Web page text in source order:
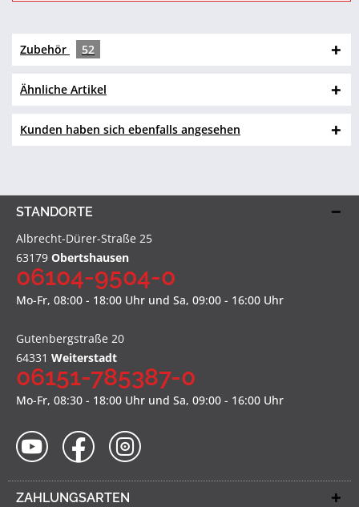
Zubehör 52
Ähnliche Artikel
Kunden haben sich ebenfalls angesehen
STANDORTE
Albrecht-Dürer-Straße 25
63179 Obertshausen
06104-9504-0
Mo-Fr, 08:00 - 18:00 Uhr und Sa, 09:00 - 16:00 Uhr
Gutenbergstraße 20
64331 Weiterstadt
06151-785387-0
Mo-Fr, 08:30 - 18:00 Uhr und Sa, 09:00 - 16:00 Uhr
ZAHLUNGSARTEN